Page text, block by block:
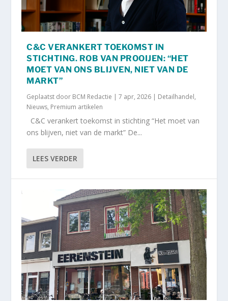
C&C VERANKERT TOEKOMST IN
STICHTING. ROB VAN PROOIJEN: “HET
MOET VAN ONS BLIJVEN, NIET VAN DE
MARKT”
Geplaatst door BCM Redactie |7 apr, 2026 | Detailhandel,
Nieuws, Premium artikelen
C&C verankert toekomst in stichting “Het moet van
ons blijven, niet van de markt” De...
LEES VERDER